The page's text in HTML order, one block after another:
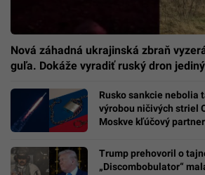
Nová záhadná ukrajinská zbraň
guľa. Dokáže vyradiť ruský dron
Rusko sankcie nebolia
výrobou ničivých striel
Moskve kľúčový partner
Trump prehovoril o
„Discombobulator“